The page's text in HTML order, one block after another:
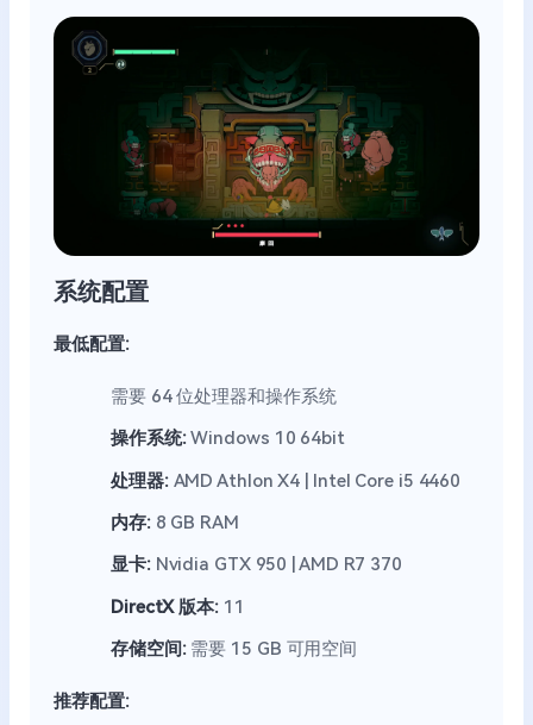
系统配置
最低配置:
需要 64 位处理器和操作系统
操作系统:Windows 10 64bit
处理器:AMD Athlon X4 | Intel Core i5 4460
内存:8 GB RAM
显卡:Nvidia GTX 950 | AMD R7 370
DirectX 版本:11
存储空间:需要 15 GB 可用空间
推荐配置: